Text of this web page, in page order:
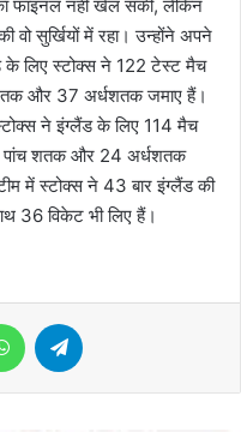
फाइनल नहीं खेल सकी, लेकिन
सुर्खियों में रहा। उन्होंने अपने
के लिए स्टोक्स ने 122 टेस्ट मैच
और 37 अर्धशतक जमाए हैं।
ने इंग्लैंड के लिए 114 मैच
पांच शतक और 24 अर्धशतक
में स्टोक्स ने 43 बार इंग्लैंड की
36 विकेट भी लिए हैं।
WhatsApp